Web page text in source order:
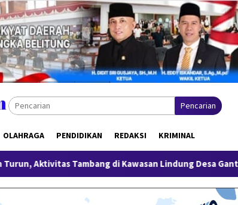
Pencarian
OLAHRAGA PENDIDIKAN REDAKSI KRIMINAL
di Kawasan Lindung Desa Gantung Disorot